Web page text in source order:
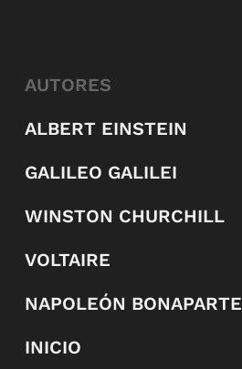
AUTORES
ALBERT EINSTEIN
GALILEO GALILEI
WINSTON CHURCHILL
VOLTAIRE
NAPOLEÓN BONAPARTE
INICIO